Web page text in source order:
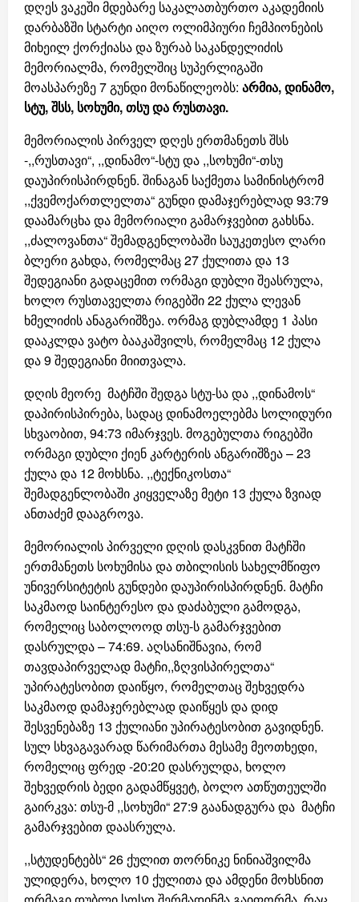
დღეს ვაკეში მდებარე საკალათბურთო აკადემიის
დარბაზში სტარტი აიღო ოლიმპიური ჩემპიონების
მიხეილ ქორქიასა და ზურაბ საკანდელიძის
მემორიალმა, რომელშიც სუპერლიგაში
მოასპარეზე 7 გუნდი მონაწილეობს: არმია, დინამო,
სტუ, შსს, სოხუმი, თსუ და რუსთავი.
მემორიალის პირველ დღეს ერთმანეთს შსს
-,,რუსთავი“, ,,დინამო“-სტუ და ,,სოხუმი“-თსუ
დაუპირისპირდნენ. შინაგან საქმეთა სამინისტრომ
,,ქვემოქართლელთა“ გუნდი დამაჯერებლად 93:79
დაამარცხა და მემორიალი გამარჯვებით გახსნა.
,,ძალოვანთა“ შემადგენლობაში საუკეთესო ლარი
ბლერი გახდა, რომელმაც 27 ქულითა და 13
შედეგიანი გადაცემით ორმაგი დუბლი შეასრულა,
ხოლო რუსთაველთა რიგებში 22 ქულა ლევან
ხმელიძის ანაგარიშზეა. ორმაგ დუბლამდე 1 პასი
დააკლდა ვატო ბააკაშვილს, რომელმაც 12 ქულა
და 9 შედეგიანი მიითვალა.
დღის მეორე მატჩში შედგა სტუ-სა და ,,დინამოს“
დაპირისპირება, სადაც დინამოელებმა სოლიდური
სხვაობით, 94:73 იმარჯვეს. მოგებულთა რიგებში
ორმაგი დუბლი ქიენ კარტერის ანგარიშზეა – 23
ქულა და 12 მოხსნა. ,,ტექნიკოსთა“
შემადგენლობაში კიყველაზე მეტი 13 ქულა ზვიად
ანთაძემ დააგროვა.
მემორიალის პირველი დღის დასკვნით მატჩში
ერთმანეთს სოხუმისა და თბილისის სახელმწიფო
უნივერსიტეტის გუნდები დაუპირისპირდნენ. მატჩი
საკმაოდ საინტერესო და დაძაბული გამოდგა,
რომელიც საბოლოოდ თსუ-ს გამარჯვებით
დასრულდა – 74:69. აღსანიშნავია, რომ
თავდაპირველად მატჩი,,ზღვისპირელთა“
უპირატესობით დაიწყო, რომელთაც შეხვედრა
საკმაოდ დამაჯერებლად დაიწყეს და დიდ
შესვენებაზე 13 ქულიანი უპირატესობით გავიდნენ.
სულ სხვაგავარად წარიმართა მესამე მეოთხედი,
რომელიც ფრედ -20:20 დასრულდა, ხოლო
შეხვედრის ბედი გადამწყვეტ, ბოლო ათწუთეულში
გაირკვა: თსუ-მ ,,სოხუმი“ 27:9 გაანადგურა და მატჩი
გამარჯვებით დაასრულა.
,,სტუდენტებს“ 26 ქულით თორნიკე ნინიაშვილმა
ულიდერა, ხოლო 10 ქულითა და ამდენი მოხსნით